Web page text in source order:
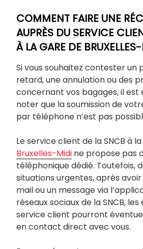
COMMENT FAIRE UNE
AUPRÈS DU SERVICE
À LA GARE DE
Si vous souhaitez contester un
retard, une annulation ou des
concernant vos bagages, il est
noter que la soumission de
par téléphone n’est pas
Le service client de la SNCB à la
Bruxelles-Midi ne propose pas
téléphonique dédié. Toutefois,
situations urgentes, après
mail ou un message via
réseaux sociaux de la SNCB, les
service client pourront
en contact direct avec vous.